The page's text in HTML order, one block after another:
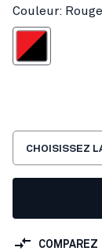
Couleur:
Rouge/Noir
CHOISISSEZ
COMPAREZ